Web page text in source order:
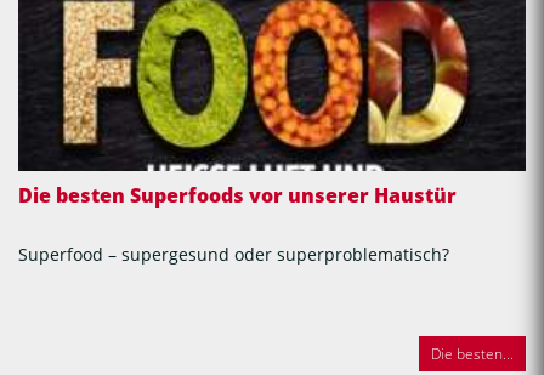
Die besten Superfoods vor unserer Haustür
Superfood – supergesund oder superproblematisch?
Die besten...